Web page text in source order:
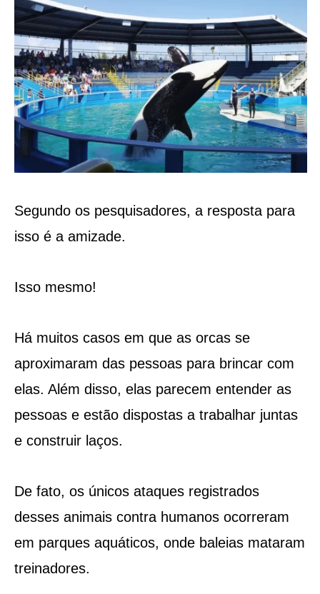
Segundo os pesquisadores, a resposta para
isso é a amizade.
Isso mesmo!
Há muitos casos em que as orcas se
aproximaram das pessoas para brincar com
elas. Além disso, elas parecem entender as
pessoas e estão dispostas a trabalhar juntas
e construir laços.
De fato, os únicos ataques registrados
desses animais contra humanos ocorreram
em parques aquáticos, onde baleias mataram
treinadores.